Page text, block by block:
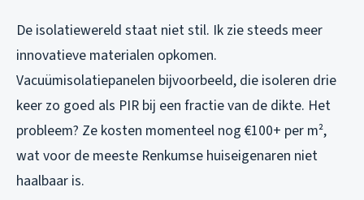
De isolatiewereld staat niet stil. Ik zie steeds meer
innovatieve materialen opkomen.
Vacuümisolatiepanelen bijvoorbeeld, die isoleren drie
keer zo goed als PIR bij een fractie van de dikte. Het
probleem? Ze kosten momenteel nog €100+ per m²,
wat voor de meeste Renkumse huiseigenaren niet
haalbaar is.